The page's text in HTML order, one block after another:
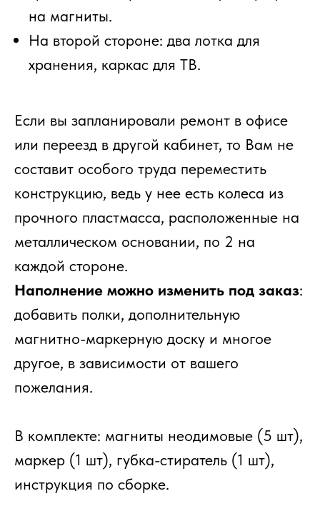
на магниты.
На второй стороне: два лотка для
хранения, каркас для ТВ.
Если вы запланировали ремонт в офисе
или переезд в другой кабинет, то Вам не
составит особого труда переместить
конструкцию, ведь у нее есть колеса из
прочного пластмасса, расположенные на
металлическом основании, по 2 на
каждой стороне.
Наполнение можно изменить под заказ:
добавить полки, дополнительную
магнитно-маркерную доску и многое
другое, в зависимости от вашего
пожелания.
В комплекте: магниты неодимовые (5 шт),
маркер (1 шт), губка-стиратель (1 шт),
инструкция по сборке.